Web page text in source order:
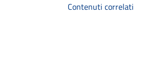
Contenuti correlati